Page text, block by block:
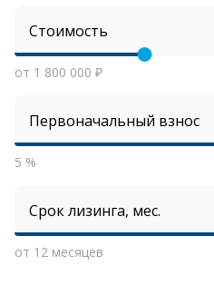
Стоимость
от 1 800 000 ₽
Первоначальный взнос
5 %
Срок лизинга, мес.
от 12 месяцев